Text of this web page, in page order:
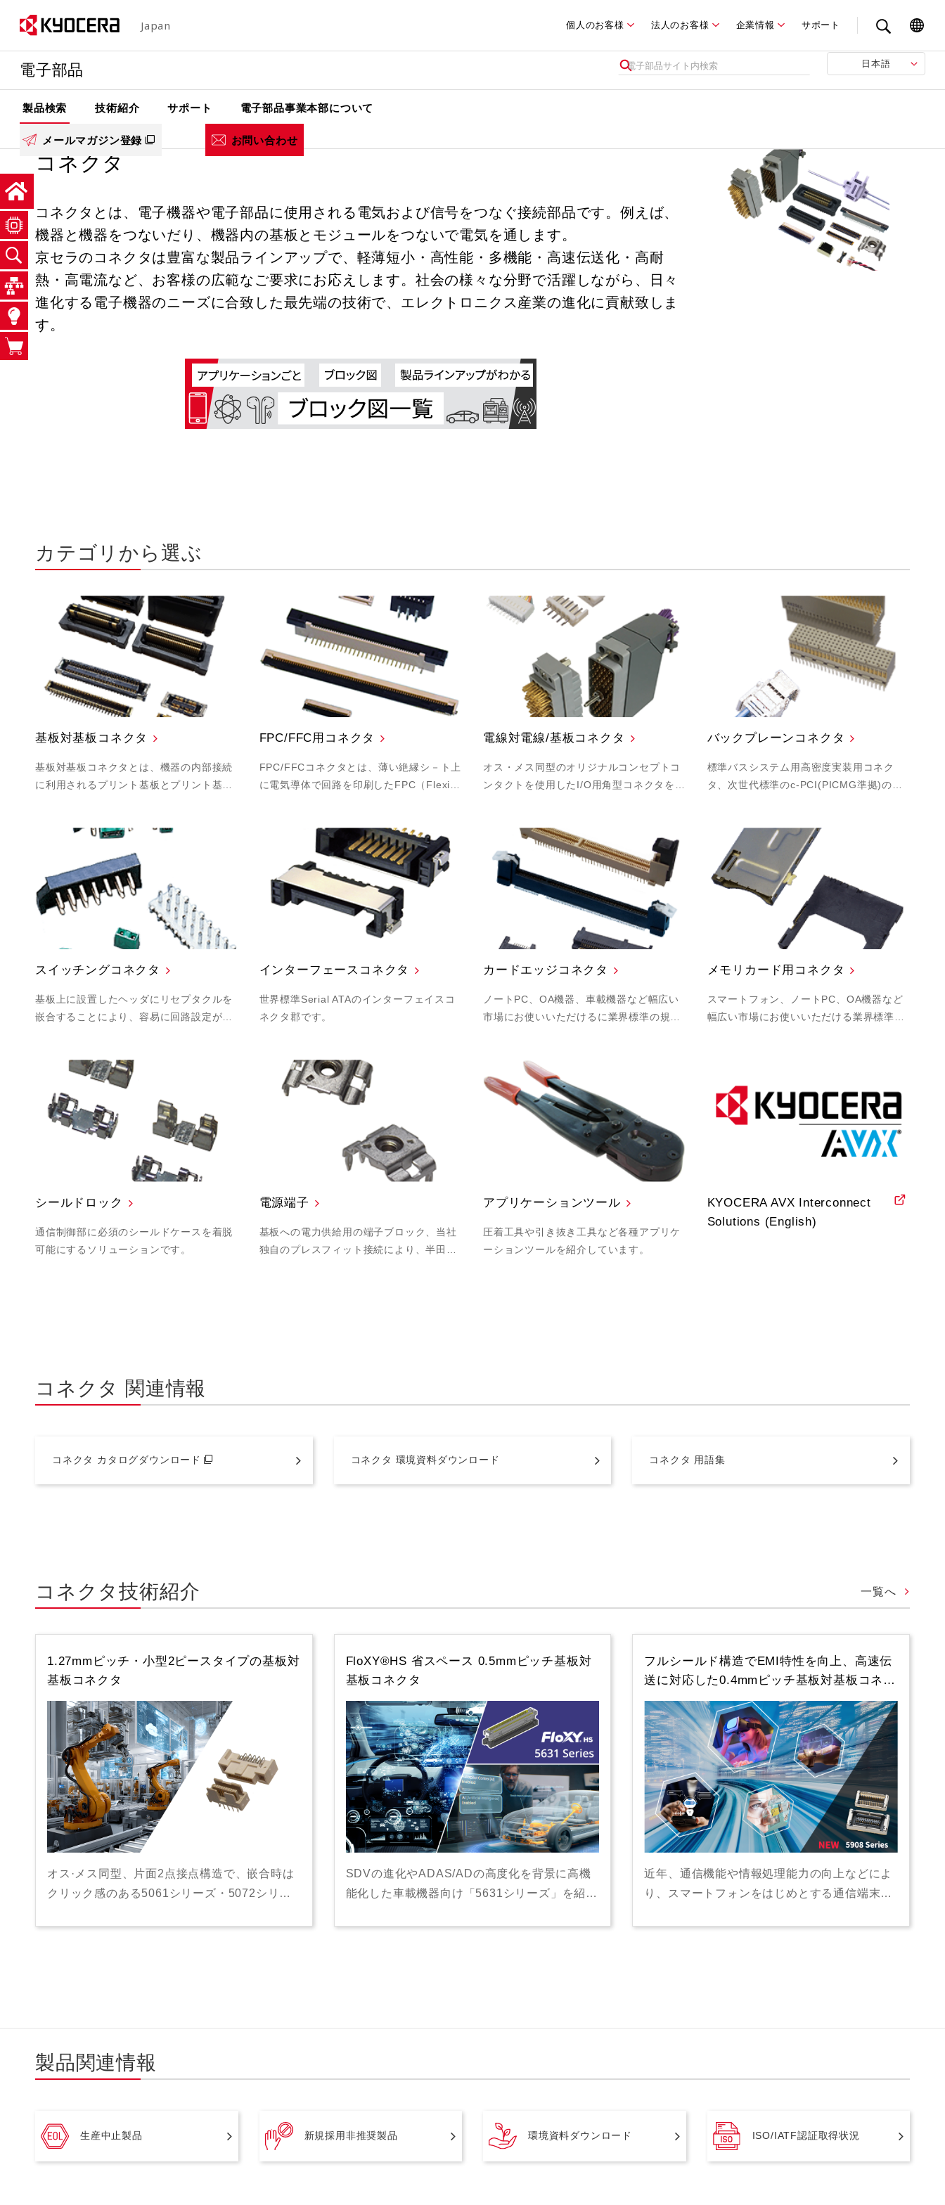
ン
ン
ツ
移
動
Japan 個人のお客様 法人のお客様 企業情報 サポート
電子部品 日本語
製品検索 技術紹介 サポート 電子部品事業本部について
メールマガジン登録 お問い合わせ
コネクタ
コネクタとは、電子機器や電子部品に使用される電気および信号をつなぐ接続部品です。例えば、
機器と機器をつないだり、機器内の基板とモジュールをつないで電気を通します。
京セラのコネクタは豊富な製品ラインアップで、軽薄短小・高性能・多機能・高速伝送化・高耐
熱・高電流など、お客様の広範なご要求にお応えします。社会の様々な分野で活躍しながら、日々
進化する電子機器のニーズに合致した最先端の技術で、エレクトロニクス産業の進化に貢献致しま
す。
カテゴリから選ぶ
基板対基板コネクタ
基板対基板コネクタとは、機器の内部接続
に利用されるプリント基板とプリント基…
FPC/FFC用コネクタ
FPC/FFCコネクタとは、薄い絶縁シ－ト上
に電気導体で回路を印刷したFPC（Flexi…
電線対電線/基板コネクタ
オス・メス同型のオリジナルコンセプトコ
ンタクトを使用したI/O用角型コネクタを…
バックプレーンコネクタ
標準バスシステム用高密度実装用コネク
タ、次世代標準のc-PCI(PICMG準拠)の…
スイッチングコネクタ
基板上に設置したヘッダにリセプタクルを
嵌合することにより、容易に回路設定が…
インターフェースコネクタ
世界標準Serial ATAのインターフェイスコ
ネクタ郡です。
カードエッジコネクタ
ノートPC、OA機器、車載機器など幅広い
市場にお使いいただけるに業界標準の規…
メモリカード用コネクタ
スマートフォン、ノートPC、OA機器など
幅広い市場にお使いいただける業界標準…
シールドロック
通信制御部に必須のシールドケースを着脱
可能にするソリューションです。
電源端子
基板への電力供給用の端子ブロック、当社
独自のプレスフィット接続により、半田…
アプリケーションツール
圧着工具や引き抜き工具など各種アプリケ
ーションツールを紹介しています。
KYOCERA AVX Interconnect
Solutions (English)
コネクタ 関連情報
コネクタ カタログダウンロード コネクタ 環境資料ダウンロード コネクタ 用語集
コネクタ技術紹介 一覧へ
1.27mmピッチ・小型2ピースタイプの基板対
基板コネクタ
オス·メス同型、片面2点接点構造で、嵌合時は
クリック感のある5061シリーズ・5072シリ…
FloXY®HS 省スペース 0.5mmピッチ基板対
基板コネクタ
SDVの進化やADAS/ADの高度化を背景に高機
能化した車載機器向け「5631シリーズ」を紹…
フルシールド構造でEMI特性を向上、高速伝
送に対応した0.4mmピッチ基板対基板コネ…
近年、通信機能や情報処理能力の向上などによ
り、スマートフォンをはじめとする通信端末…
製品関連情報
生産中止製品 新規採用非推奨製品 環境資料ダウンロード ISO/IATF認証取得状況